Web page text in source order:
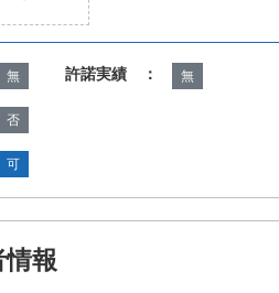
無 許諾実績 ： 無
否
可
情報